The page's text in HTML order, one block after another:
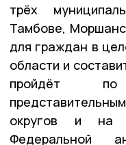
трёх
Тамбове,
для граждан в
области и
пройдёт
округов и на
Федеральной